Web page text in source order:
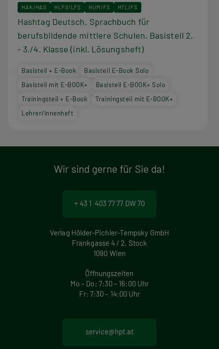
HAK/HAS HLFS/LFS HUM/FS HTL/FS
Hashtag Deutsch. Sprachbuch für
berufsbildende mittlere Schulen. Basisteil 2.
- 3./4. Klasse (inkl. Lösungsheft)
Basisteil + E-Book
Basisteil E-Book Solo
Basisteil mit E-BOOK+
Basisteil E-BOOK+ Solo
Trainingsteil + E-Book
Trainingsteil mit E-BOOK+
Lehrer/innenheft
Wir sind gerne für Sie da!
+ 43 1 403 77 77 DW 70
Verlag Hölder-Pichler-Tempsky GmbH
Frankgasse 4 / 2. Stock
1090 Wien
Öffnungszeiten
Mo – Do: 7:30 – 16:00 Uhr
Fr: 7:30 – 14:00 Uhr
service@hpt.at